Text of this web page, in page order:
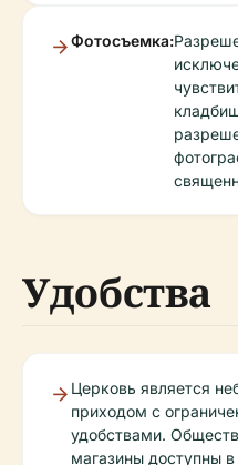
Фотосъемка:
Удобства
Церковь является
приходом с
удобствами.
магазины доступны